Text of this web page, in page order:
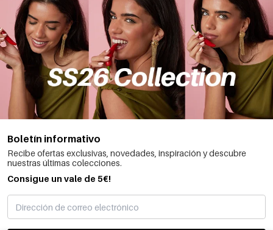
Boletín informativo
Recibe ofertas exclusivas, novedades, inspiración y descubre
nuestras últimas colecciones.
Consigue un vale de 5€!